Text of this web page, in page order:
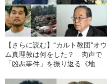
【さらに読む】“カルト教団”オウ
ム真理教は何をした？ 肉声で
「凶悪事件」を振り返る《地下